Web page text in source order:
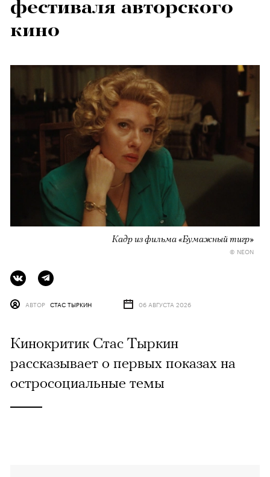
фестиваля авторского
кино
Кадр из фильма «Бумажный тигр»
© NEON
АВТОР СТАС ТЫРКИН 06 АВГУСТА 2026
Кинокритик Стас Тыркин
рассказывает о первых показах на
остросоциальные темы